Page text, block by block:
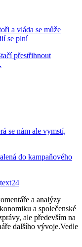
a vláda se může
se plní
přestřihnout
se nám ale vymstí,
do kampaňového
a analýzy
a společenské
ale především na
dalšího vývoje.Vedle